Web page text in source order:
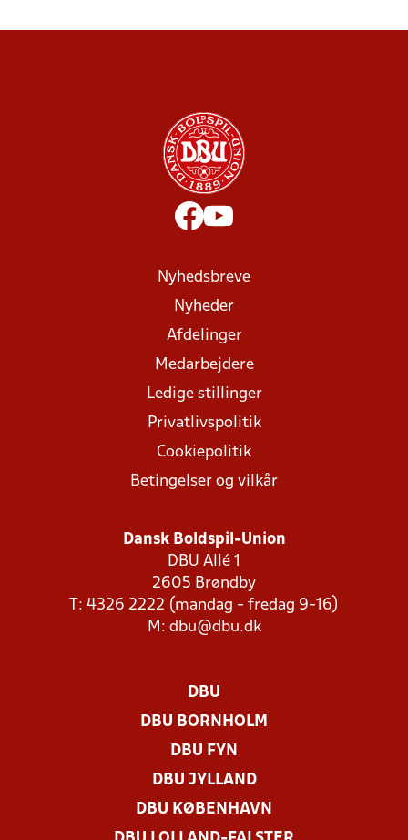
Nyhedsbreve
Nyheder
Afdelinger
Medarbejdere
Ledige stillinger
Privatlivspolitik
Cookiepolitik
Betingelser og vilkår
Dansk Boldspil-Union
DBU Allé 1
2605 Brøndby
T: 4326 2222 (mandag - fredag 9-16)
M: dbu@dbu.dk
DBU
DBU BORNHOLM
DBU FYN
DBU JYLLAND
DBU KØBENHAVN